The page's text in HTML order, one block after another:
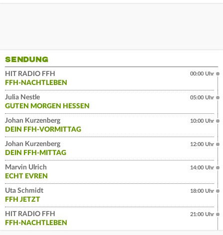
SENDUNG
HIT RADIO FFH
FFH-NACHTLEBEN
00:00 Uhr
Julia Nestle
GUTEN MORGEN HESSEN
05:00 Uhr
Johan Kurzenberg
DEIN FFH-VORMITTAG
10:00 Uhr
Johan Kurzenberg
DEIN FFH-MITTAG
12:00 Uhr
Marvin Ulrich
ECHT EVREN
14:00 Uhr
Uta Schmidt
FFH JETZT
18:00 Uhr
HIT RADIO FFH
FFH-NACHTLEBEN
21:00 Uhr